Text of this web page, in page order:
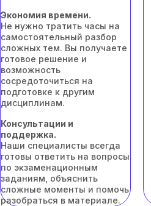
Экономия времени.
Не нужно тратить часы на
самостоятельный разбор
сложных тем. Вы получаете
готовое решение и
возможность
сосредоточиться на
подготовке к другим
дисциплинам.
Консультации и
поддержка.
Наши специалисты всегда
готовы ответить на вопросы
по экзаменационным
заданиям, объяснить
сложные моменты и помочь
разобраться в материале.